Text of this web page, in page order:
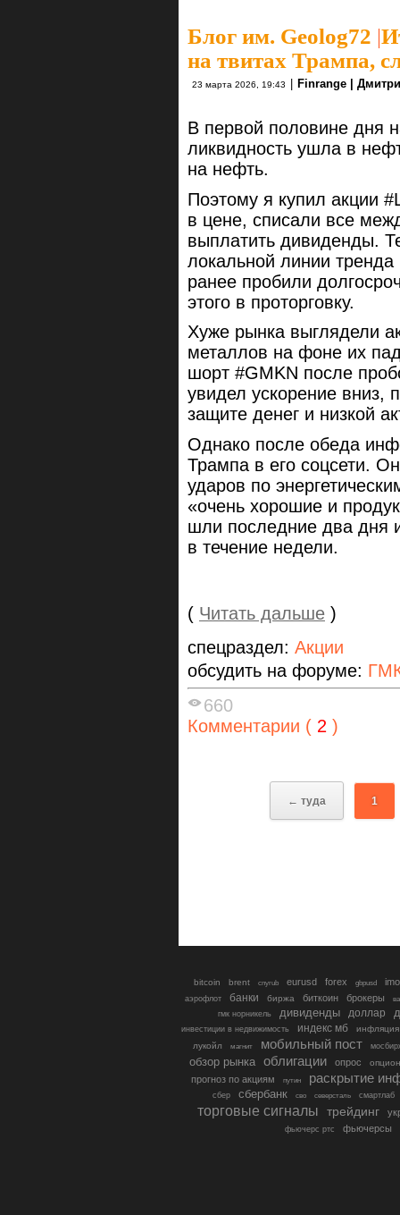
Блог им. Geolog72 |
на твитах Трампа,
23 марта 2026, 19:43 | Finrange |
В первой половине дня
ликвидность ушла в
на нефть.
Поэтому я купил акции
в цене, списали все
выплатить дивиденды.
локальной линии
ранее пробили
этого в проторговку.
Хуже рынка выглядели
металлов на фоне их
шорт #GMKN после
увидел ускорение вниз,
защите денег и низкой
Однако после обеда
Трампа в его соцсети.
ударов по
«очень хорошие и
шли последние два дня
в течение недели.
( Читать дальше )
спецраздел: Акции
обсудить на форуме:
660
Комментарии ( 2 )
← туда 1
bitcoin brent cnyrub eurusd forex gbpusd
аэрофлот банки биржа биткоин брокеры
гмк норникель
дивиденды доллар
инвестиции в недвижимость индекс мб
инфляция
лукойл
магнит мобильный пост
обзор рынка облигации опрос
прогноз по акциям путин раскрытие
сбер сбербанк сво северсталь смартлаб
торговые сигналы трейдинг
фьючерс ртс фьючерсы